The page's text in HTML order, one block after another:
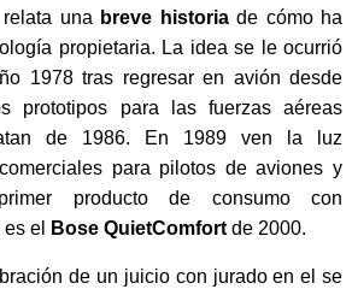
una breve historiade cómo ha
propietaria. La idea se le ocurrió
1978 tras regresar en avión desde
prototipos para las fuerzas aéreas
de 1986. En 1989 ven la luz
para pilotos de aviones y
producto de consumo con
el
Bose QuietComfort de 2000.
de un juicio con jurado en el se